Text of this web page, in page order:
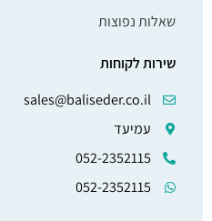
שאלות נפוצות
שירות לקוחות
sales@baliseder.co.il
עמיעד
052-2352115
052-2352115